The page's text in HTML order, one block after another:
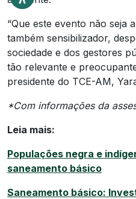
“Que este evento não seja
também sensibilizador,
sociedade e dos gestores
tão relevante e
presidente do TCE-AM,
*Com informações da
Leia mais:
Populações negra e
saneamento básico
Saneamento básico: